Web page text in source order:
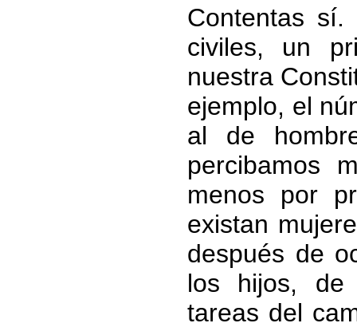
Contentas sí.
civiles, un
nuestra
ejemplo, el
al de
percibamos
menos por
existan
después de
los hijos, de
tareas del